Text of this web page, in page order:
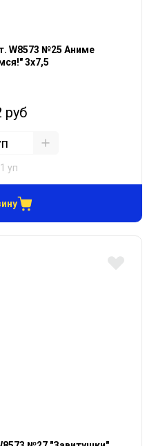
W8573 №25 Аниме
3х7,5
руб
уп